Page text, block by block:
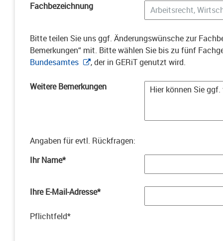
Fachbezeichnung
Bitte teilen Sie uns ggf. Änderungswünsche zur
Bemerkungen“ mit. Bitte wählen Sie bis zu fünf
Bundesamtes
, der in GERiT genutzt wird.
Weitere Bemerkungen
Angaben für evtl. Rückfragen:
Ihr Name*
Ihre E-Mail-Adresse*
Pflichtfeld*